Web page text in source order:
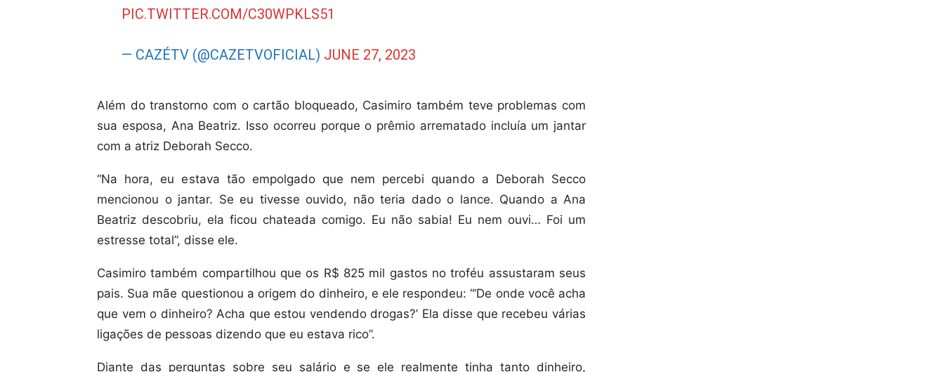
PIC.TWITTER.COM/C30WPKLS51
— CAZÉTV (@CAZETVOFICIAL) JUNE 27, 2023
Além do transtorno com o cartão bloqueado, Casimiro também teve problemas com
sua esposa, Ana Beatriz. Isso ocorreu porque o prêmio arrematado incluía um jantar
com a atriz Deborah Secco.
“Na hora, eu estava tão empolgado que nem percebi quando a Deborah Secco
mencionou o jantar. Se eu tivesse ouvido, não teria dado o lance. Quando a Ana
Beatriz descobriu, ela ficou chateada comigo. Eu não sabia! Eu nem ouvi… Foi um
estresse total”, disse ele.
Casimiro também compartilhou que os R$ 825 mil gastos no troféu assustaram seus
pais. Sua mãe questionou a origem do dinheiro, e ele respondeu: “‘De onde você acha
que vem o dinheiro? Acha que estou vendendo drogas?’ Ela disse que recebeu várias
ligações de pessoas dizendo que eu estava rico”.
Diante das perguntas sobre seu salário e se ele realmente tinha tanto dinheiro,